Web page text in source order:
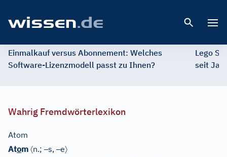
Einmalkauf versus Abonnement: Welches
Software-Lizenzmodell passt zu Ihnen?
Lego
seit
Wahrig Fremdwörterlexikon
Atom
Atom 〈n.;–s,–e〉